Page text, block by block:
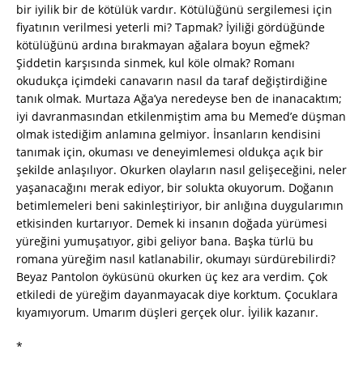
bir iyilik bir de kötülük vardır. Kötülüğünü sergilemesi için
fiyatının verilmesi yeterli mi? Tapmak? İyiliği gördüğünde
kötülüğünü ardına bırakmayan ağalara boyun eğmek?
Şiddetin karşısında sinmek, kul köle olmak? Romanı
okudukça içimdeki canavarın nasıl da taraf değiştirdiğine
tanık olmak. Murtaza Ağa’ya neredeyse ben de inanacaktım;
iyi davranmasından etkilenmiştim ama bu Memed’e düşman
olmak istediğim anlamına gelmiyor. İnsanların kendisini
tanımak için, okuması ve deneyimlemesi oldukça açık bir
şekilde anlaşılıyor. Okurken olayların nasıl gelişeceğini, neler
yaşanacağını merak ediyor, bir solukta okuyorum. Doğanın
betimlemeleri beni sakinleştiriyor, bir anlığına duygularımın
etkisinden kurtarıyor. Demek ki insanın doğada yürümesi
yüreğini yumuşatıyor, gibi geliyor bana. Başka türlü bu
romana yüreğim nasıl katlanabilir, okumayı sürdürebilirdi?
Beyaz Pantolon öyküsünü okurken üç kez ara verdim. Çok
etkiledi de yüreğim dayanmayacak diye korktum. Çocuklara
kıyamıyorum. Umarım düşleri gerçek olur. İyilik kazanır.
*